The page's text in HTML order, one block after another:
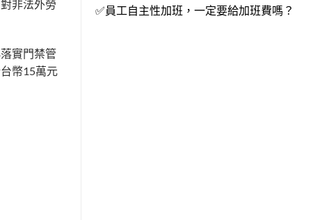
非法外勞
實門禁管
幣15萬元
✅員工自主性加班，一定要給加班費嗎？